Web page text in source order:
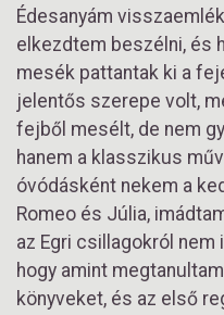
Édesanyám
elkezdtem beszélni, és
mesék pattantak ki a
jelentős szerepe volt,
fejből mesélt, de nem
hanem a klasszikus
óvódásként nekem a
Romeo és Júlia,
az Egri csillagokról
hogy amint
könyveket, és az első